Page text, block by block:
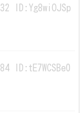
ID:Yg8wiOJSp
ID:tE7WCSBe0